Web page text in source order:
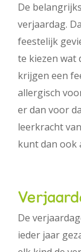
De
verjaardag.
feestelijk
te kiezen wat
krijgen een
allergisch
er dan voor
leerkracht
kunt dan ook
De
ieder jaar